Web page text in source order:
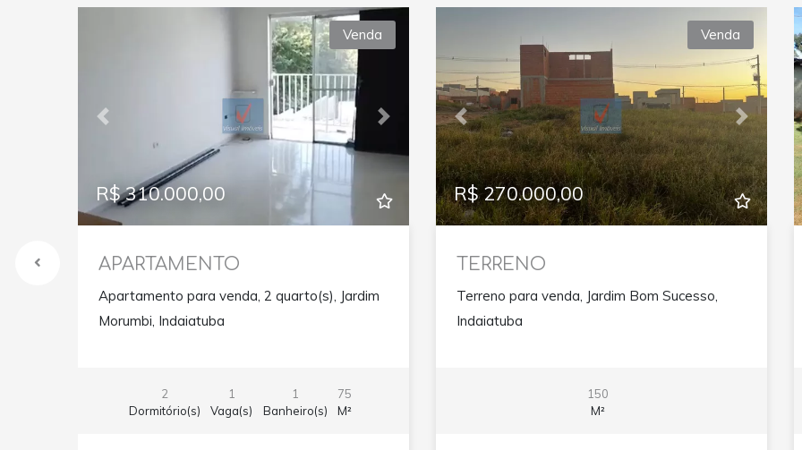
Previous Next
Venda
R$ 310.000,00
APARTAMENTO
Apartamento para venda, 2 quarto(s), Jardim
Morumbi, Indaiatuba
2
Dormitório(s)
1
Vaga(s)
1
Banheiro(s)
75
M²
Previous Next
Venda
R$ 270.000,00
TERRENO
Terreno para venda, Jardim Bom Sucesso,
Indaiatuba
150
M²